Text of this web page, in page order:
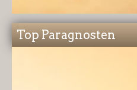
Top Paragnosten